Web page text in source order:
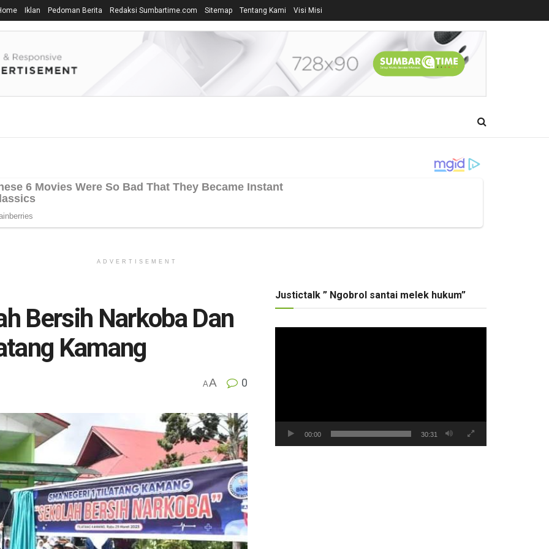
Iklan Pedoman Berita Redaksi Sumbartime.com Sitemap Tentang Kami Visi Misi
ADVERTISEMENT
Bersih Narkoba Dan
Kamang
AA 0
Justictalk ” Ngobrol santai melek hukum”
00:00 30:31